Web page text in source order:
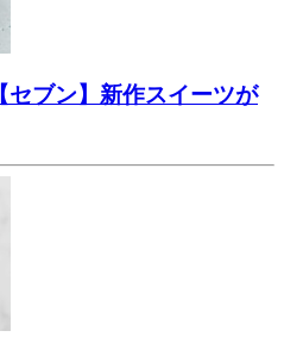
ブン】新作スイーツが